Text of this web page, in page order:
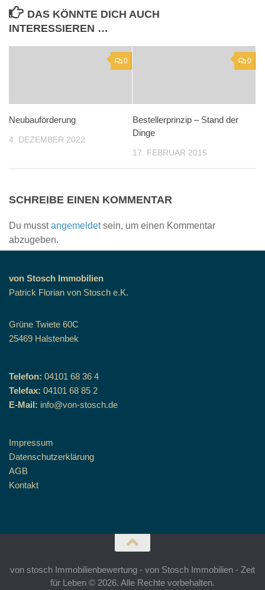
DAS KÖNNTE DICH AUCH
INTERESSIEREN …
0
Neubauförderung
4. DEZEMBER 2022
0
Bestellerprinzip – Stand der
Dinge
17. FEBRUAR 2015
SCHREIBE EINEN KOMMENTAR
Du musstangemeldetsein, um einen Kommentar
abzugeben.
von Stosch Immobilien
Patrick Florian von Stosch e.K.
Grüne Twiete 60C
25469 Halstenbek
Telefon: 04101 68 36 4
Telefax: 04101 68 85 2
E-Mail: info@von-stosch.de
Impressum
Datenschutzerklärung
AGB
Kontakt
von stosch Immobilienbewertung - von Stosch Immobilien - Zeit
für Leben © 2026. Alle Rechte vorbehalten.